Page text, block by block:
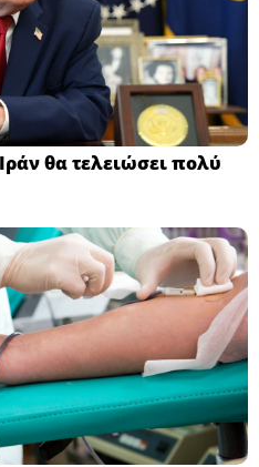
θα τελειώσει πολύ